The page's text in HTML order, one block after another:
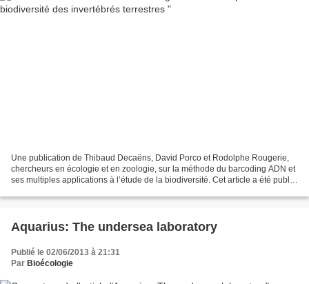
Une publication de Thibaud Decaëns, David Porco et Rodolphe Rougerie,
chercheurs en écologie et en zoologie, sur la méthode du barcoding ADN et
ses multiples applications à l’étude de la biodiversité. Cet article a été publié
Aquarius: The undersea laboratory
Publié le 02/06/2013 à 21:31
Par Bioécologie